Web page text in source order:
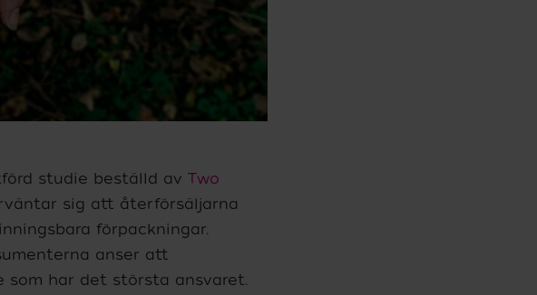
studie beställd av Two
sig att återförsäljarna
förpackningar.
anser att
som har det största ansvaret.